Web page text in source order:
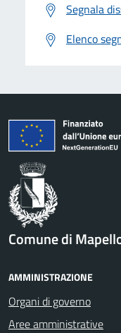
Segnala
Elenco
Comune di
AMMINISTRAZIONE
Organi di governo
Aree amministrative